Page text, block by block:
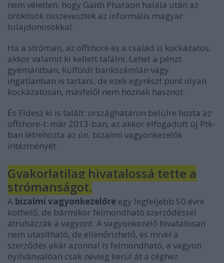
nem véletlen, hogy Gaith Pharaon halála után az
örökösök összevesztek az informális magyar
tulajdonosokkal.
Ha a stróman, az offshore és a család is kockázatos,
akkor valamit ki kellett találni. Lehet a pénzt
gyémántban, külföldi bankszámlán vagy
ingatlanban is tartani, de ezek egyrészt pont olyan
kockázatosan, másfelől nem hoznak hasznot.
És Fidesz ki is talált: országhatáron belülre hozta az
offshore-t: már 2013-ban, az akkor elfogadott új Ptk-
ban létrehozta az ún. bizalmi vagyonkezelők
intézményét.
Gyakorlatilag hivatalossá tette a
strómanságot.
A bizalmi vagyonkezelőre egy legfeljebb 50 évre
köthető, de bármikor felmondható szerződéssel
átruházzák a vagyont. A vagyonkezelő hivatalosan
nem utasítható, de ellenőrizhető, és mivel a
szerződés akár azonnal is felmondható, a vagyon
nyilvánvalóan csak névleg kerül át a céghez.